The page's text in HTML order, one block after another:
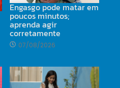
Engasgo pode matar em
poucos minutos;
aprenda agir
corretamente
07/08/2026